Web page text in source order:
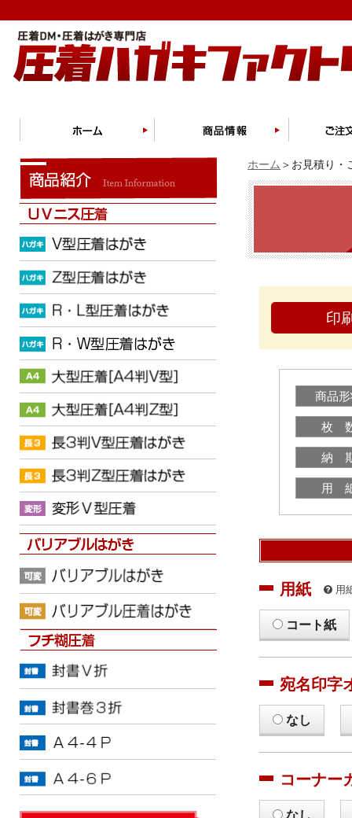
ホーム ＞お見積り・
印
商品
枚
納
用
用紙 用
コート紙
宛名印字
なし
コーナー
なし